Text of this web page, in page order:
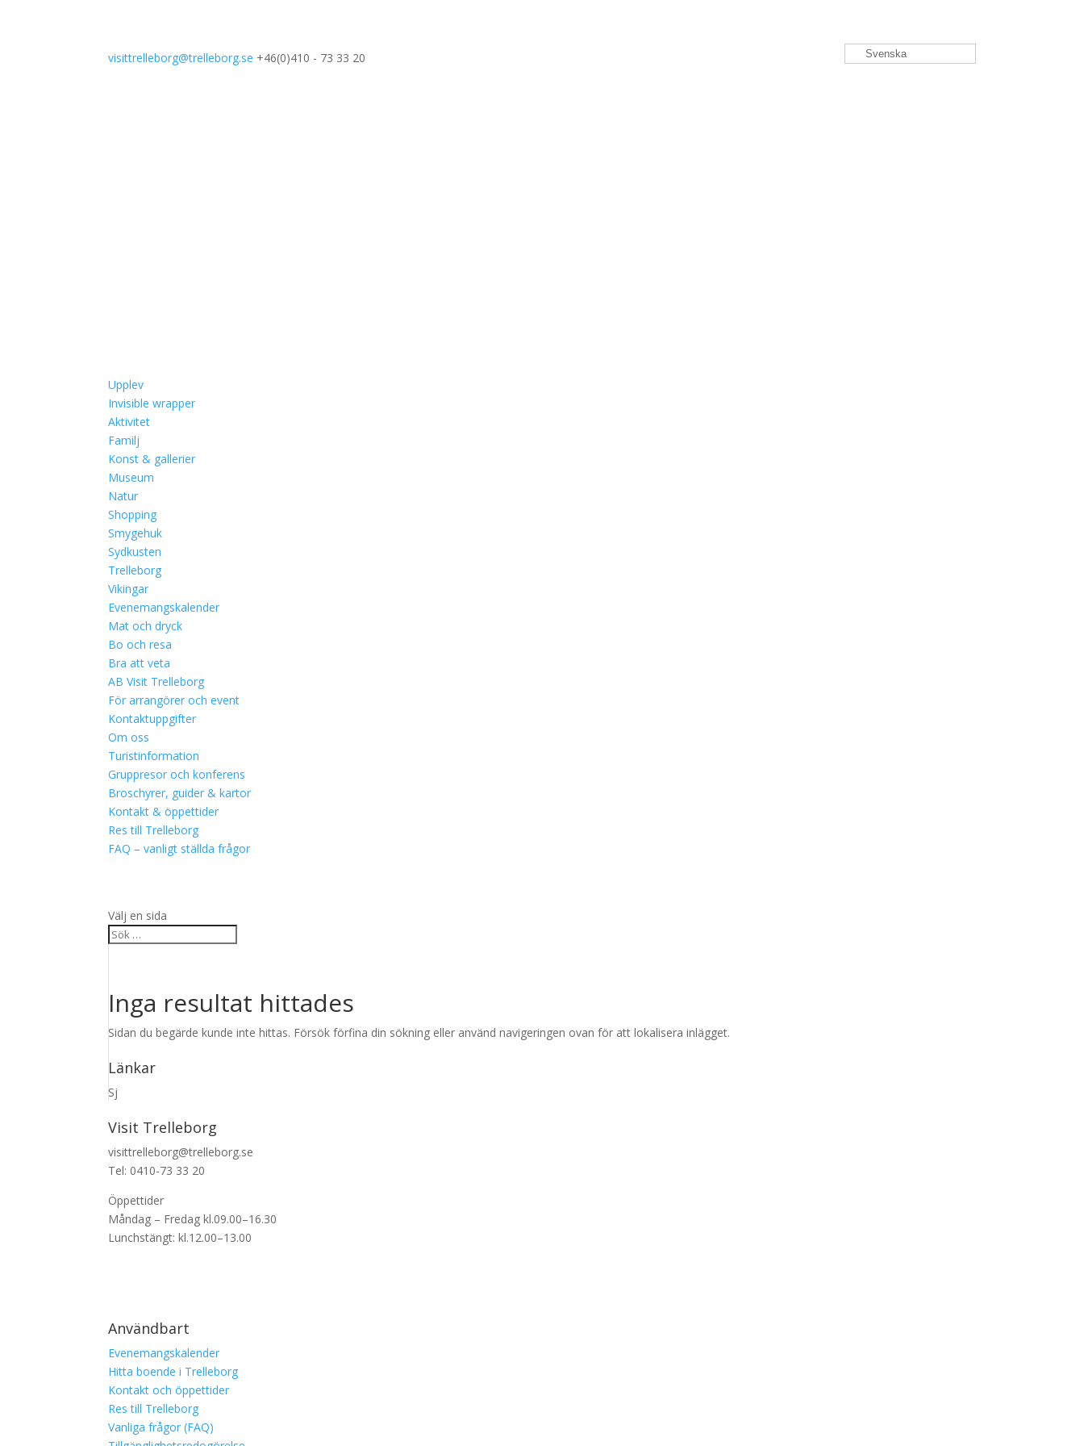
Svenska
visittrelleborg@trelleborg.se +46(0)410 - 73 33 20
Upplev
Invisible wrapper
Aktivitet
Familj
Konst & gallerier
Museum
Natur
Shopping
Smygehuk
Sydkusten
Trelleborg
Vikingar
Evenemangskalender
Mat och dryck
Bo och resa
Bra att veta
AB Visit Trelleborg
För arrangörer och event
Kontaktuppgifter
Om oss
Turistinformation
Gruppresor och konferens
Broschyrer, guider & kartor
Kontakt & öppettider
Res till Trelleborg
FAQ – vanligt ställda frågor
Välj en sida
Inga resultat hittades
Sidan du begärde kunde inte hittas. Försök förfina din sökning eller använd navigeringen ovan för att lokalisera inlägget.
Länkar
Sj
Visit Trelleborg
visittrelleborg@trelleborg.se
Tel: 0410-73 33 20
Öppettider
Måndag – Fredag kl.09.00–16.30
Lunchstängt: kl.12.00–13.00
Användbart
Evenemangskalender
Hitta boende i Trelleborg
Kontakt och öppettider
Res till Trelleborg
Vanliga frågor (FAQ)